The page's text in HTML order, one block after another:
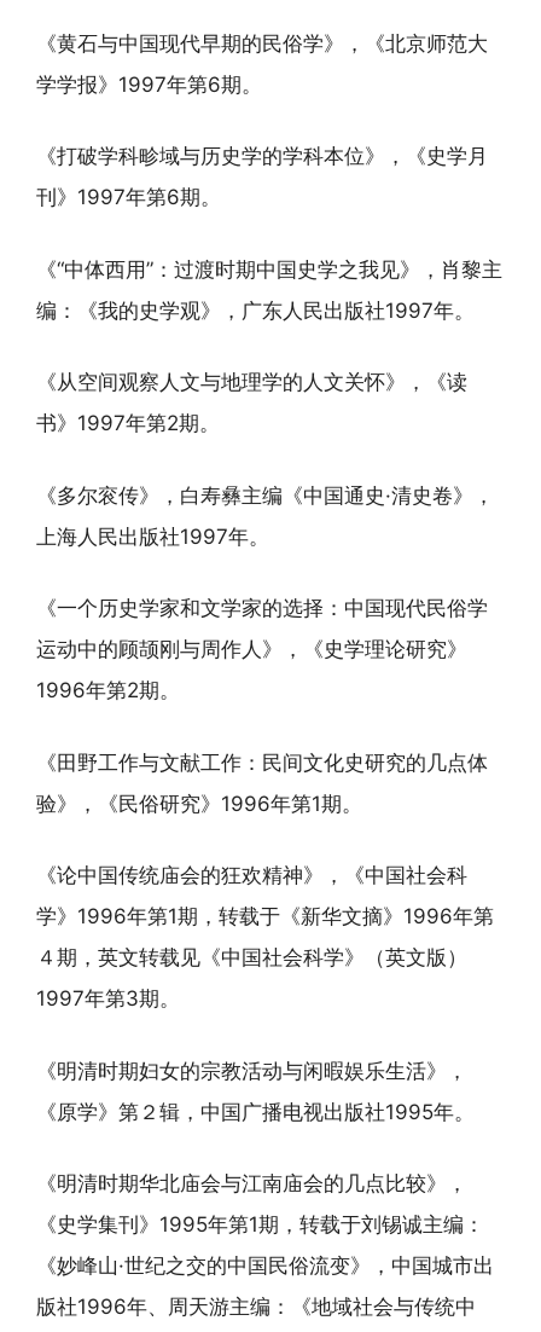
《黄石与中国现代早期的民俗学》，《北京师范大
学学报》1997年第6期。
《打破学科畛域与历史学的学科本位》，《史学月
刊》1997年第6期。
《“中体西用”：过渡时期中国史学之我见》，肖黎主
编：《我的史学观》，广东人民出版社1997年。
《从空间观察人文与地理学的人文关怀》，《读
书》1997年第2期。
《多尔衮传》，白寿彝主编《中国通史·清史卷》，
上海人民出版社1997年。
《一个历史学家和文学家的选择：中国现代民俗学
运动中的顾颉刚与周作人》，《史学理论研究》
1996年第2期。
《田野工作与文献工作：民间文化史研究的几点体
验》，《民俗研究》1996年第1期。
《论中国传统庙会的狂欢精神》，《中国社会科
学》1996年第1期，转载于《新华文摘》1996年第
４期，英文转载见《中国社会科学》（英文版）
1997年第3期。
《明清时期妇女的宗教活动与闲暇娱乐生活》，
《原学》第２辑，中国广播电视出版社1995年。
《明清时期华北庙会与江南庙会的几点比较》，
《史学集刊》1995年第1期，转载于刘锡诚主编：
《妙峰山·世纪之交的中国民俗流变》，中国城市出
版社1996年、周天游主编：《地域社会与传统中